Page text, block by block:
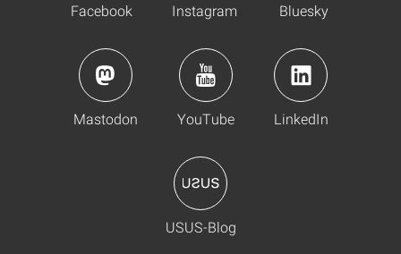
Facebook Instagram Bluesky
Mastodon YouTube LinkedIn
USUS-Blog